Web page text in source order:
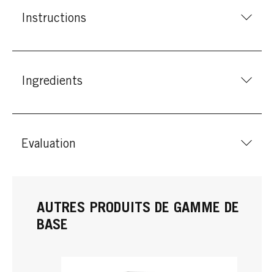
Instructions
Ingredients
Evaluation
AUTRES PRODUITS DE GAMME DE
BASE